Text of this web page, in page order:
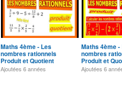
Maths 4ème - Les
nombres rationnels
Produit et Quotient
Exercice 23
Ajoutées 6 années
Maths 4ème -
nombres
Produit et
Exercice 24
Ajoutées 6